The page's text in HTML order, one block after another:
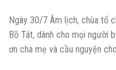
Ngày 30/7 Âm lịch, chùa tổ
Bồ Tát, dành cho mọi người
ơn cha mẹ và cầu nguyện